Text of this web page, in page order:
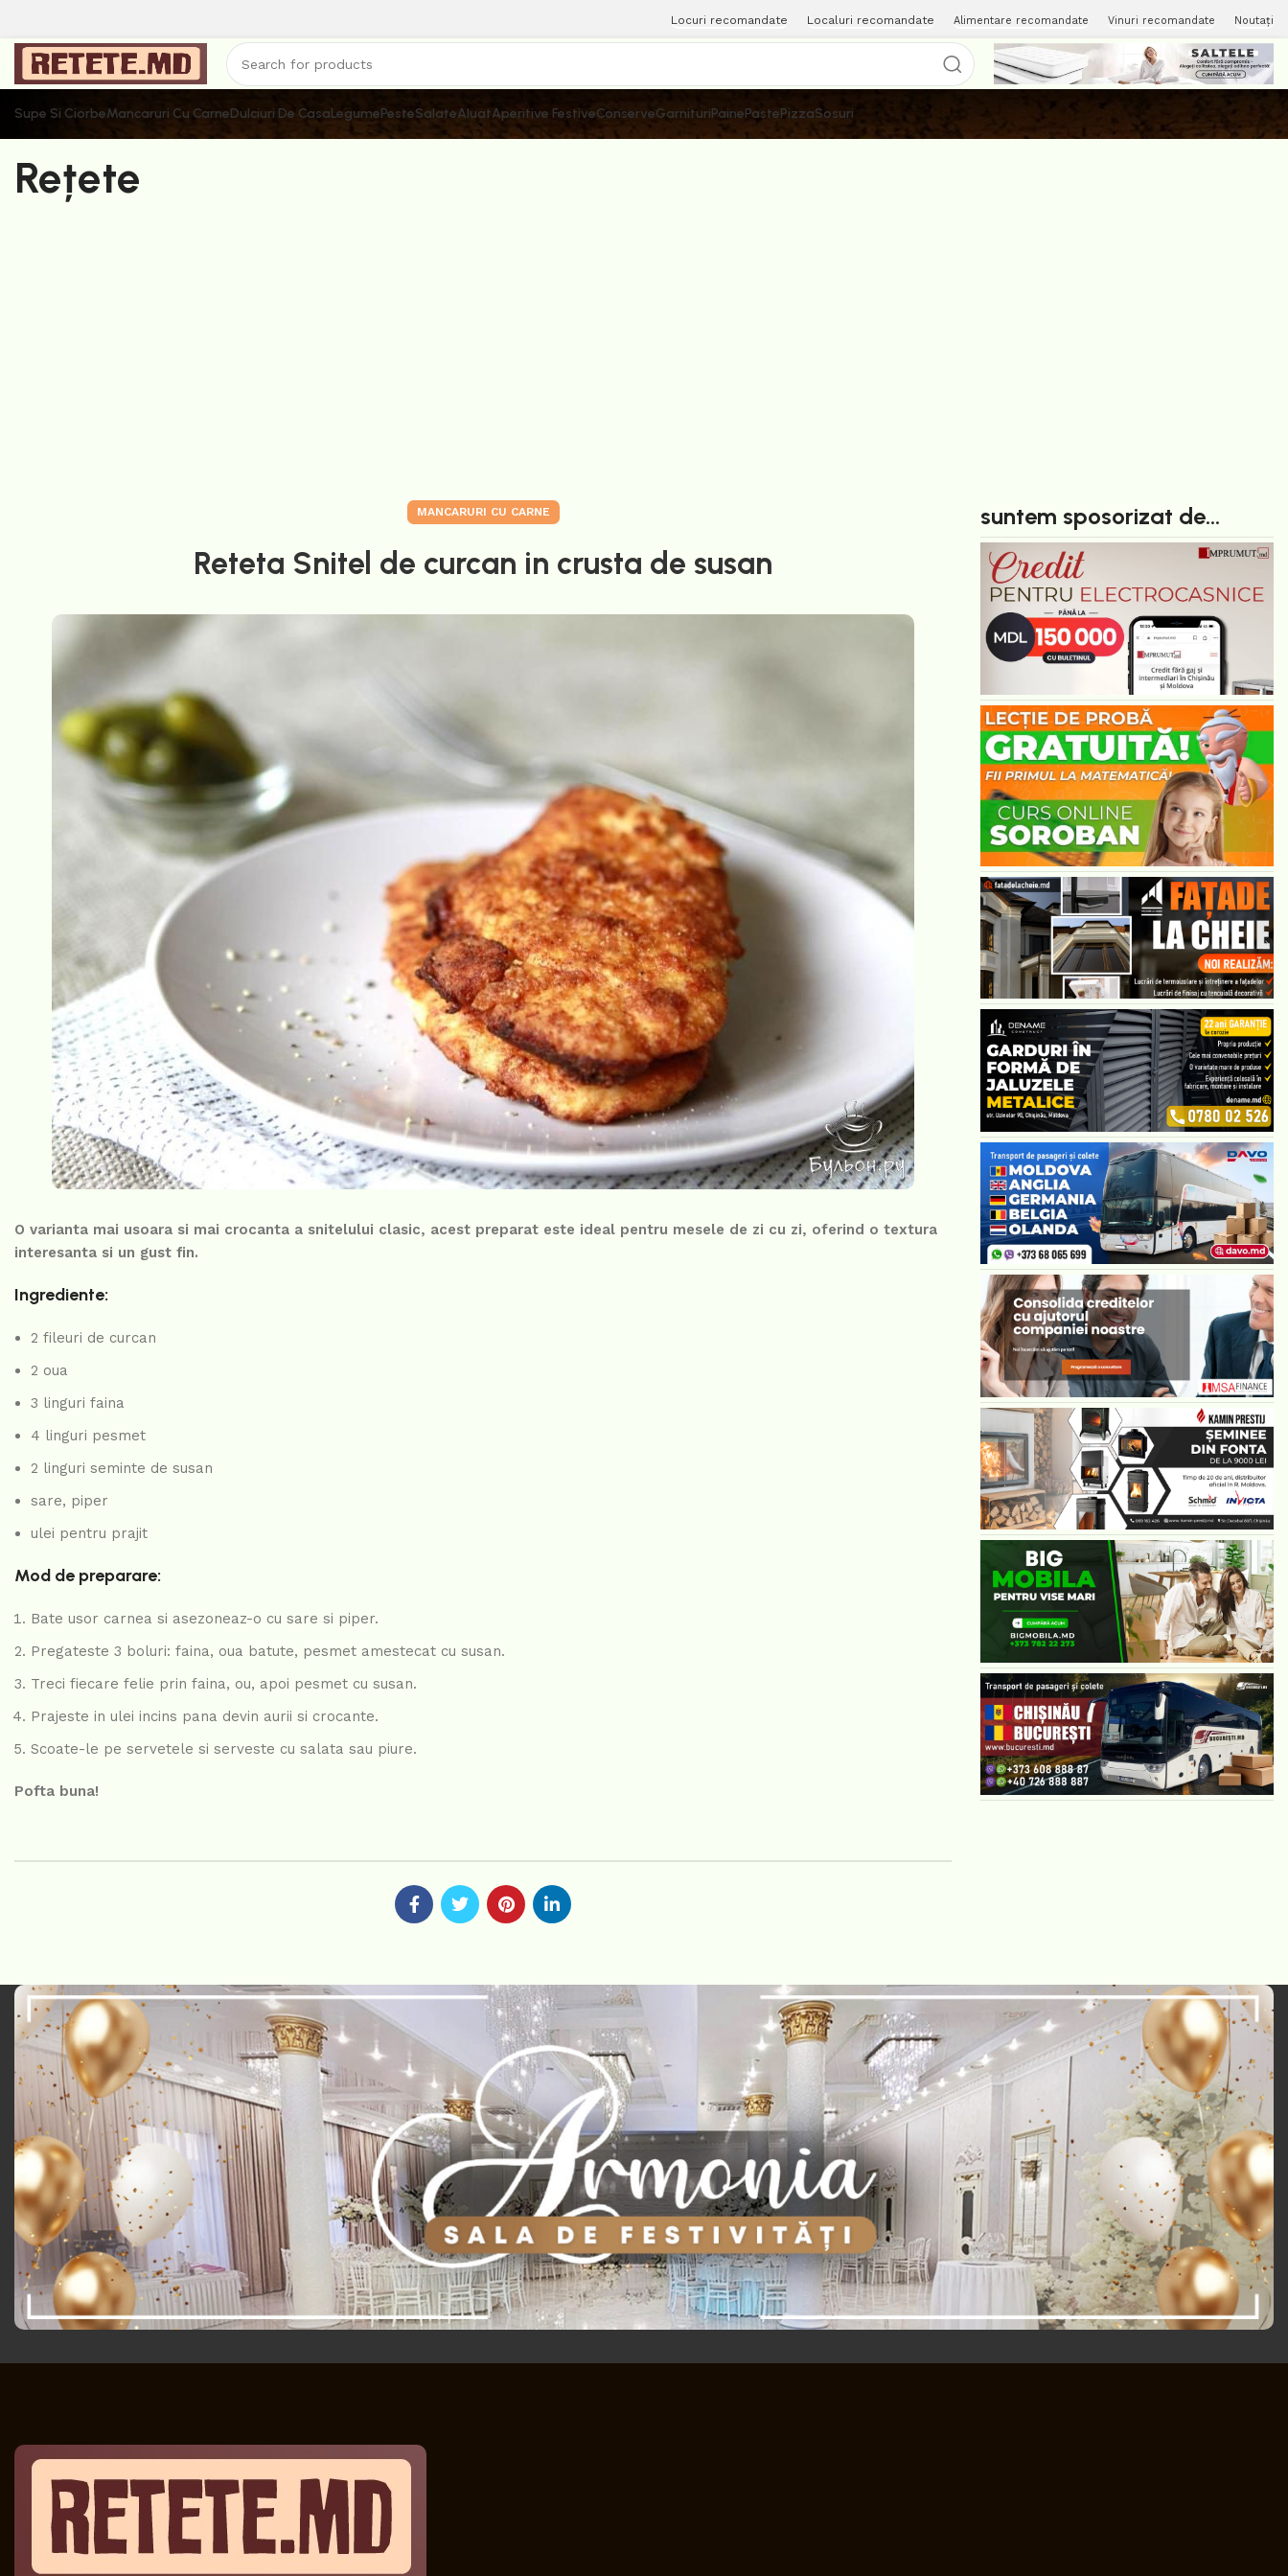
Locuri recomandate Localuri recomandate Alimentare recomandate Vinuri recomandate Noutați
Supe Si CiorbeMancaruri Cu CarneDulciuri De CasaLegumePesteSalateAluatAperitive FestiveConserveGarnituriPainePastePizzaSosuri
Rețete
MANCARURI CU CARNE
Reteta Snitel de curcan in crusta de susan
O varianta mai usoara si mai crocanta a snitelului clasic, acest preparat este ideal pentru mesele de zi cu zi, oferind o textura
interesanta si un gust fin.
Ingrediente:
2 fileuri de curcan
2 oua
3 linguri faina
4 linguri pesmet
2 linguri seminte de susan
sare, piper
ulei pentru prajit
Mod de preparare:
Bate usor carnea si asezoneaz-o cu sare si piper.
Pregateste 3 boluri: faina, oua batute, pesmet amestecat cu susan.
Treci fiecare felie prin faina, ou, apoi pesmet cu susan.
Prajeste in ulei incins pana devin aurii si crocante.
Scoate-le pe servetele si serveste cu salata sau piure.
Pofta buna!
suntem sposorizat de...